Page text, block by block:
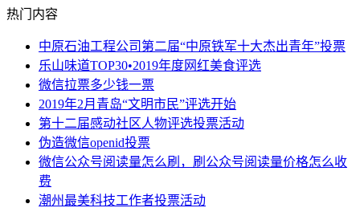
热门内容
中原石油工程公司第二届“中原铁军十大杰出青年”投票
乐山味道TOP30•2019年度网红美食评选
微信拉票多少钱一票
2019年2月青岛“文明市民”评选开始
第十二届感动社区人物评选投票活动
伪造微信openid投票
微信公众号阅读量怎么刷，刷公众号阅读量价格怎么收
费
潮州最美科技工作者投票活动